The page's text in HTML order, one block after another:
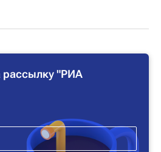
рассылку "РИА